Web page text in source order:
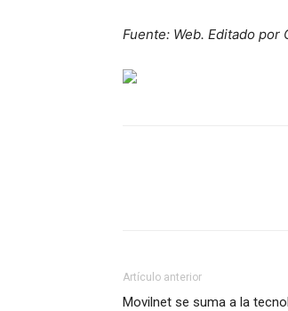
Fuente: Web. Editado por
Artículo anterior
Movilnet se suma a la